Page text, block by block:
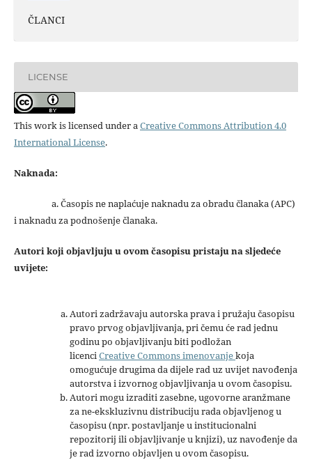
ČLANCI
LICENSE
This work is licensed under aCreative Commons Attribution 4.0
International License.
Naknada:
a. Časopis ne naplaćuje naknadu za obradu članaka (APC)
i naknadu za podnošenje članaka.
Autori koji objavljuju u ovom časopisu pristaju na sljedeće
uvijete:
Autori zadržavaju autorska prava i pružaju časopisu
pravo prvog objavljivanja, pri čemu će rad jednu
godinu po objavljivanju biti podložan
licenciCreative Commons imenovanjekoja
omogućuje drugima da dijele rad uz uvijet navođenja
autorstva i izvornog objavljivanja u ovom časopisu.
Autori mogu izraditi zasebne, ugovorne aranžmane
za ne-ekskluzivnu distribuciju rada objavljenog u
časopisu (npr. postavljanje u institucionalni
repozitorij ili objavljivanje u knjizi), uz navođenje da
je rad izvorno objavljen u ovom časopisu.